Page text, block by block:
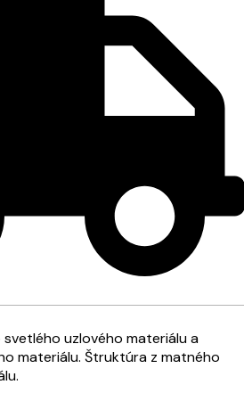
uzlového materiálu a
materiálu. Štruktúra z matného